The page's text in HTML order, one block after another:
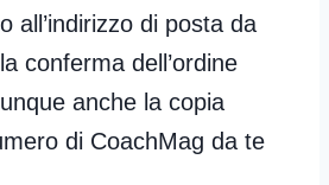
all’indirizzo di posta da
conferma dell’ordine
anche la copia
di CoachMag da te